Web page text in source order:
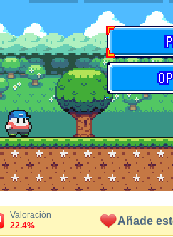
Valoración
22.4%
Añade